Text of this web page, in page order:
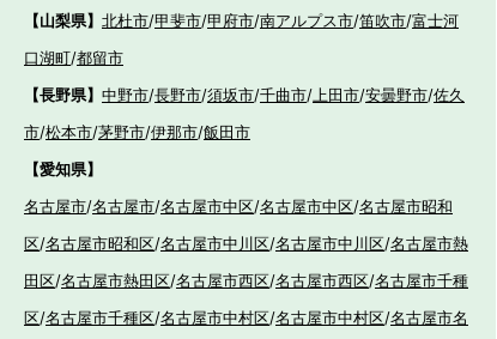
【山梨県】 北杜市/甲斐市/甲府市/南アルプス市/笛吹市/富士河
口湖町/都留市
【長野県】 中野市/長野市/須坂市/千曲市/上田市/安曇野市/佐久
市/松本市/茅野市/伊那市/飯田市
【愛知県】
名古屋市/名古屋市/名古屋市中区/名古屋市中区/名古屋市昭和
区/名古屋市昭和区/名古屋市中川区/名古屋市中川区/名古屋市熱
田区/名古屋市熱田区/名古屋市西区/名古屋市西区/名古屋市千種
区/名古屋市千種区/名古屋市中村区/名古屋市中村区/名古屋市名